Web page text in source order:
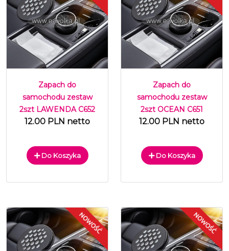
Zapach do
samochodu zestaw
2szt LAWENDA C652
12.00 PLN netto
Do Koszyka
Zapach do
samochodu zestaw
2szt OCEAN C651
12.00 PLN netto
Do Koszyka